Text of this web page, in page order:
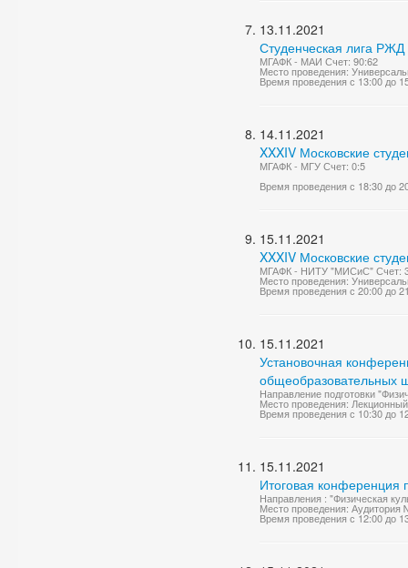
13.11.2021
Студенческая лига
МГАФК - МАИ Счет: 90:62
Место проведения:
Время проведения с 13:00 до
14.11.2021
XXXIV Московские
МГАФК - МГУ Счет: 0:5
Время проведения с 18:30 до
15.11.2021
XXXIV Московские
МГАФК - НИТУ "МИСиС" Счет:
Место проведения:
Время проведения с 20:00 до
15.11.2021
Установочная
общеобразовательных
Направление подготовки
Место проведения:
Время проведения с 10:30 до
15.11.2021
Итоговая конференция
Направления : "Физическая
Место проведения:
Время проведения с 12:00 до